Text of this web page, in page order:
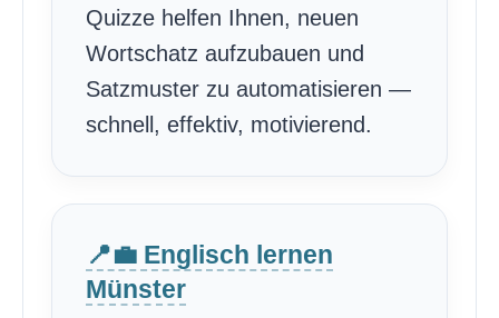
Quizze helfen Ihnen, neuen
Wortschatz aufzubauen und
Satzmuster zu automatisieren —
schnell, effektiv, motivierend.
📍💼 Englisch lernen
Münster